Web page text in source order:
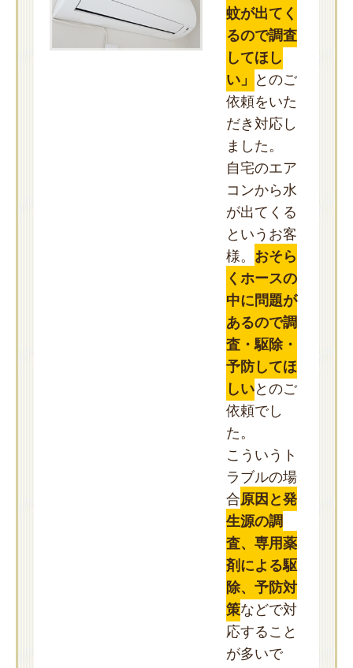
蚊が出てく
るので調査
してほし
い」
とのご
依頼をいた
だき対応し
ました。
自宅のエア
コンから水
が出てくる
というお客
様。 おそら
くホースの
中に問題が
あるので調
査・駆除・
予防してほ
しいとのご
依頼でし
た。
こういうト
ラブルの場
合原因と発
生源の調
査、専用薬
剤による駆
除、予防対
策などで対
応すること
が多いで